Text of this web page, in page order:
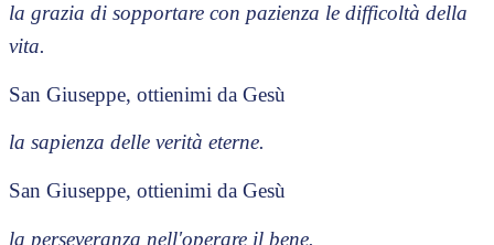
la grazia di sopportare con pazienza le difficoltà della
vita.
San Giuseppe, ottienimi da Gesù
la sapienza delle verità eterne.
San Giuseppe, ottienimi da Gesù
la perseveranza nell'operare il bene.